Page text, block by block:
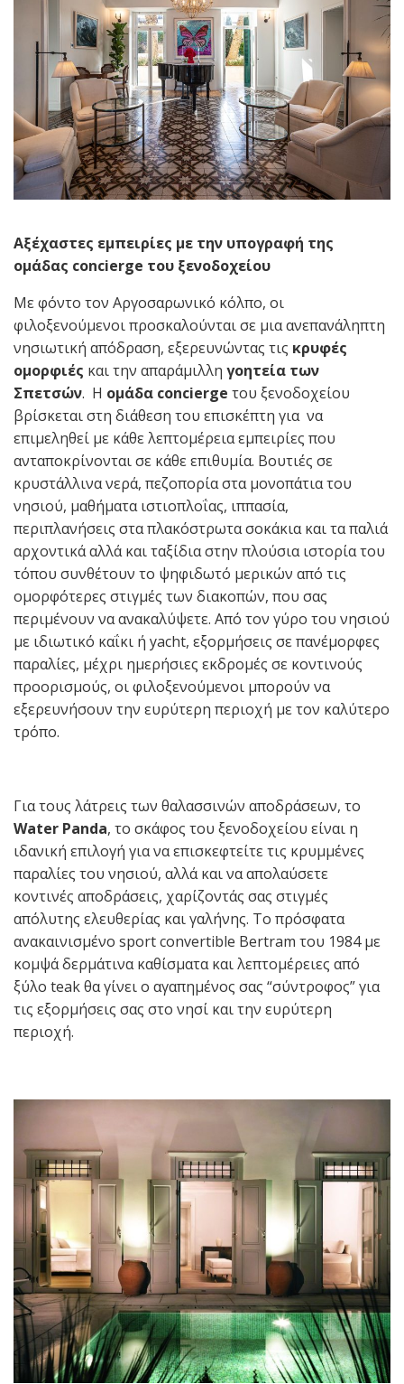
Αξέχαστες εμπειρίες με την υπογραφή της
ομάδας concierge του ξενοδοχείου
Με φόντο τον Αργοσαρωνικό κόλπο, οι
φιλοξενούμενοι προσκαλούνται σε μια ανεπανάληπτη
νησιωτική απόδραση, εξερευνώντας τις κρυφές
ομορφιές και την απαράμιλλη γοητεία των
Σπετσών. Η ομάδα concierge του ξενοδοχείου
βρίσκεται στη διάθεση του επισκέπτη για να
επιμεληθεί με κάθε λεπτομέρεια εμπειρίες που
ανταποκρίνονται σε κάθε επιθυμία. Βουτιές σε
κρυστάλλινα νερά, πεζοπορία στα μονοπάτια του
νησιού, μαθήματα ιστιοπλοΐας, ιππασία,
περιπλανήσεις στα πλακόστρωτα σοκάκια και τα παλιά
αρχοντικά αλλά και ταξίδια στην πλούσια ιστορία του
τόπου συνθέτουν το ψηφιδωτό μερικών από τις
ομορφότερες στιγμές των διακοπών, που σας
περιμένουν να ανακαλύψετε. Από τον γύρο του νησιού
με ιδιωτικό καΐκι ή yacht, εξορμήσεις σε πανέμορφες
παραλίες, μέχρι ημερήσιες εκδρομές σε κοντινούς
προορισμούς, οι φιλοξενούμενοι μπορούν να
εξερευνήσουν την ευρύτερη περιοχή με τον καλύτερο
τρόπο.
Για τους λάτρεις των θαλασσινών αποδράσεων, το
Water Panda, το σκάφος του ξενοδοχείου είναι η
ιδανική επιλογή για να επισκεφτείτε τις κρυμμένες
παραλίες του νησιού, αλλά και να απολαύσετε
κοντινές αποδράσεις, χαρίζοντάς σας στιγμές
απόλυτης ελευθερίας και γαλήνης. Το πρόσφατα
ανακαινισμένο sport convertible Bertram του 1984 με
κομψά δερμάτινα καθίσματα και λεπτομέρειες από
ξύλο teak θα γίνει ο αγαπημένος σας “σύντροφος” για
τις εξορμήσεις σας στο νησί και την ευρύτερη
περιοχή.